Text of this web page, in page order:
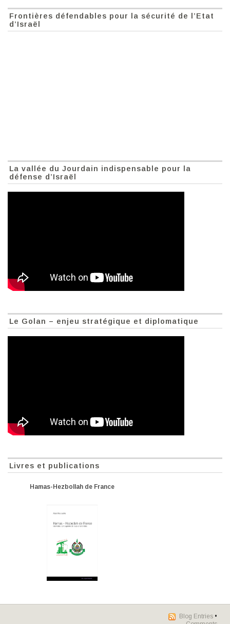
Frontières défendables pour la sécurité de l’Etat
d’Israël
La vallée du Jourdain indispensable pour la
défense d’Israël
Le Golan – enjeu stratégique et diplomatique
Livres et publications
Hamas-Hezbollah de France
Blog Entries •